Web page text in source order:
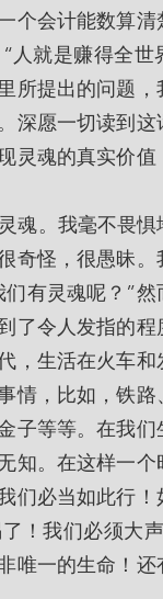
个会计能数算
人就是赚得全世
所提出的问题
深愿一切读到这
灵魂的真实价
奇怪，很愚昧。
有灵魂呢？”然
了令人发指的
，生活在火车
情，比如，铁
子等等。在我们
知。在这样一个
们必当如此行！
！我们必须大
一的生命！还